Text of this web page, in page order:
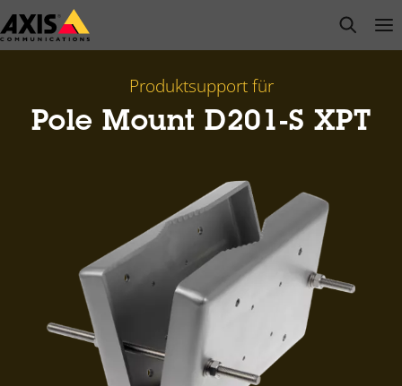
Zum
Hauptinhalt
open
Produktsupport für
Pole Mount D201-S XPT